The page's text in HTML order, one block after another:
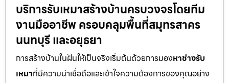
บริการรับเหมาสร้างบ้านครบวงจรโดยทีม
งานมืออาชีพ ครอบคลุมพื้นที่สมุทรสาคร
นนทบุรี และอยุธยา
การสร้างบ้านในฝันให้เป็นจริงเริ่มต้นด้วยการมองหาช่างรับ
เหมาที่มีความน่าเชื่อถือและเข้าใจความต้องการของคุณอย่าง